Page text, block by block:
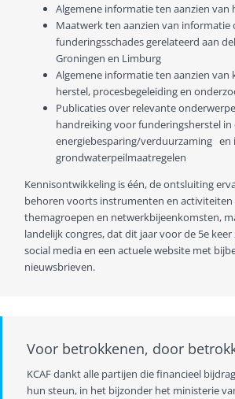
Algemene informatie ten aanzien van
Maatwerk ten aanzien van informatie
funderingsschades gerelateerd aan
Groningen en Limburg
Algemene informatie ten aanzien van
herstel, procesbegeleiding en
Publicaties over relevante
handreiking voor funderingsherstel
energiebesparing/verduurzaming en
grondwaterpeilmaatregelen
Kennisontwikkeling is één, de ontsluiting
behoren voorts instrumenten en activiteiten
themagroepen en netwerkbijeenkomsten,
landelijk congres, dat dit jaar voor de 5e
social media en een actuele website met
nieuwsbrieven.
Voor betrokkenen, door
KCAF dankt alle partijen die financieel
hun steun, in het bijzonder het ministerie